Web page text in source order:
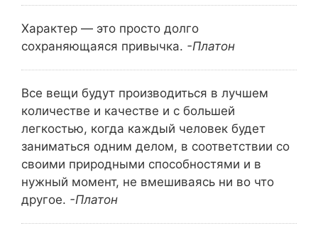
Характер — это просто долго
сохраняющаяся привычка. -Платон
Все вещи будут производиться в лучшем
количестве и качестве и с большей
легкостью, когда каждый человек будет
заниматься одним делом, в соответствии со
своими природными способностями и в
нужный момент, не вмешиваясь ни во что
другое. -Платон